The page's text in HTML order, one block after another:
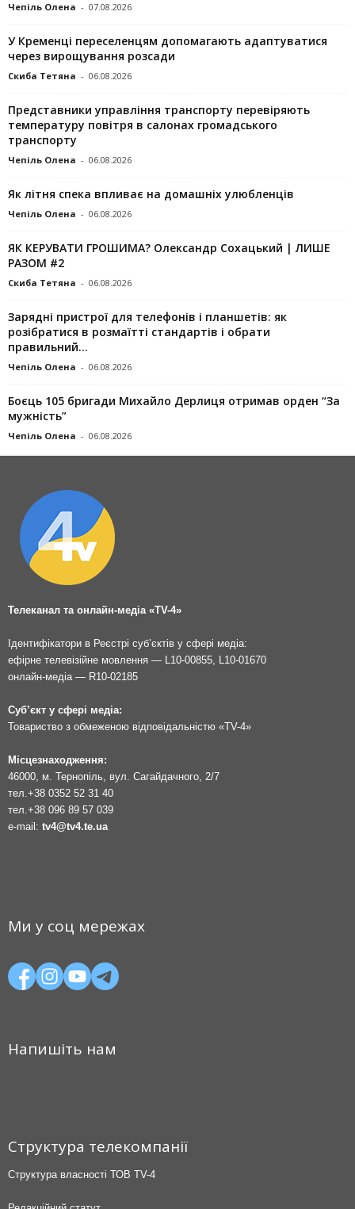
Чепіль Олена - 07.08.2026
У Кременці переселенцям допомагають адаптуватися
через вирощування розсади
Скиба Тетяна - 06.08.2026
Представники управління транспорту перевіряють
температуру повітря в салонах громадського
транспорту
Чепіль Олена - 06.08.2026
Як літня спека впливає на домашніх улюбленців
Чепіль Олена - 06.08.2026
ЯК КЕРУВАТИ ГРОШИМА? Олександр Сохацький | ЛИШЕ
РАЗОМ #2
Скиба Тетяна - 06.08.2026
Зарядні пристрої для телефонів і планшетів: як
розібратися в розмаїтті стандартів і обрати
правильний...
Чепіль Олена - 06.08.2026
Боєць 105 бригади Михайло Дерлиця отримав орден “За
мужність”
Чепіль Олена - 06.08.2026
Телеканал та онлайн-медіа «TV-4»
Ідентифікатори в Реєстрі суб’єктів у сфері медіа:
ефірне телевізійне мовлення — L10-00855, L10-01670
онлайн-медіа — R10-02185
Суб’єкт у сфері медіа:
Товариство з обмеженою відповідальністю «TV-4»
Місцезнаходження:
46000, м. Тернопіль, вул. Сагайдачного, 2/7
тел.+38 0352 52 31 40
тел.+38 096 89 57 039
e-mail: tv4@tv4.te.ua
Ми у соц мережах
Напишіть нам
Структура телекомпанії
Структура власності ТОВ TV-4